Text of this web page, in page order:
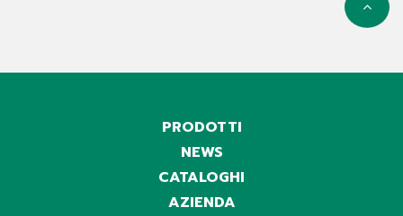
PRODOTTI
NEWS
CATALOGHI
AZIENDA